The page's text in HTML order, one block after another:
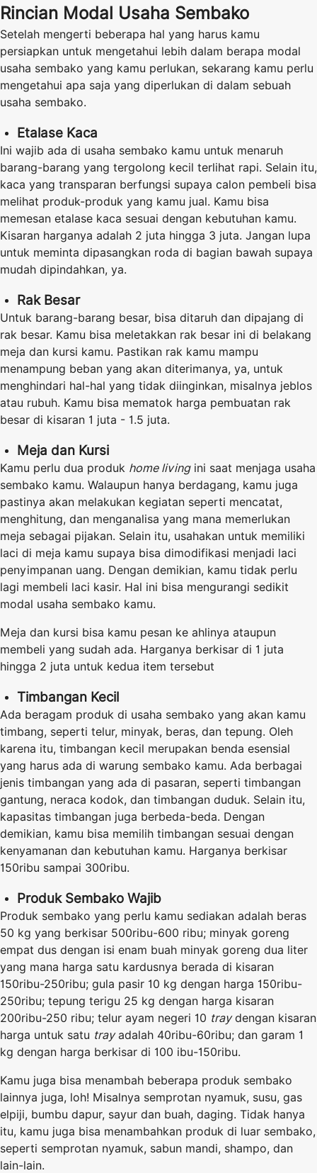
Rincian Modal Usaha Sembako
Setelah mengerti beberapa hal yang harus kamu
persiapkan untuk mengetahui lebih dalam berapa modal
usaha sembako yang kamu perlukan, sekarang kamu perlu
mengetahui apa saja yang diperlukan di dalam sebuah
usaha sembako.
Etalase Kaca
Ini wajib ada di usaha sembako kamu untuk menaruh
barang-barang yang tergolong kecil terlihat rapi. Selain itu,
kaca yang transparan berfungsi supaya calon pembeli bisa
melihat produk-produk yang kamu jual. Kamu bisa
memesan etalase kaca sesuai dengan kebutuhan kamu.
Kisaran harganya adalah 2 juta hingga 3 juta. Jangan lupa
untuk meminta dipasangkan roda di bagian bawah supaya
mudah dipindahkan, ya.
Rak Besar
Untuk barang-barang besar, bisa ditaruh dan dipajang di
rak besar. Kamu bisa meletakkan rak besar ini di belakang
meja dan kursi kamu. Pastikan rak kamu mampu
menampung beban yang akan diterimanya, ya, untuk
menghindari hal-hal yang tidak diinginkan, misalnya jeblos
atau rubuh. Kamu bisa mematok harga pembuatan rak
besar di kisaran 1 juta - 1.5 juta.
Meja dan Kursi
Kamu perlu dua produk home livingini saat menjaga usaha
sembako kamu. Walaupun hanya berdagang, kamu juga
pastinya akan melakukan kegiatan seperti mencatat,
menghitung, dan menganalisa yang mana memerlukan
meja sebagai pijakan. Selain itu, usahakan untuk memiliki
laci di meja kamu supaya bisa dimodifikasi menjadi laci
penyimpanan uang. Dengan demikian, kamu tidak perlu
lagi membeli laci kasir. Hal ini bisa mengurangi sedikit
modal usaha sembako kamu.
Meja dan kursi bisa kamu pesan ke ahlinya ataupun
membeli yang sudah ada. Harganya berkisar di 1 juta
hingga 2 juta untuk kedua item tersebut
Timbangan Kecil
Ada beragam produk di usaha sembako yang akan kamu
timbang, seperti telur, minyak, beras, dan tepung. Oleh
karena itu, timbangan kecil merupakan benda esensial
yang harus ada di warung sembako kamu. Ada berbagai
jenis timbangan yang ada di pasaran, seperti timbangan
gantung, neraca kodok, dan timbangan duduk. Selain itu,
kapasitas timbangan juga berbeda-beda. Dengan
demikian, kamu bisa memilih timbangan sesuai dengan
kenyamanan dan kebutuhan kamu. Harganya berkisar
150ribu sampai 300ribu.
Produk Sembako Wajib
Produk sembako yang perlu kamu sediakan adalah beras
50 kg yang berkisar 500ribu-600 ribu; minyak goreng
empat dus dengan isi enam buah minyak goreng dua liter
yang mana harga satu kardusnya berada di kisaran
150ribu-250ribu; gula pasir 10 kg dengan harga 150ribu-
250ribu; tepung terigu 25 kg dengan harga kisaran
200ribu-250 ribu; telur ayam negeri 10 traydengan kisaran
harga untuk satu trayadalah 40ribu-60ribu; dan garam 1
kg dengan harga berkisar di 100 ibu-150ribu.
Kamu juga bisa menambah beberapa produk sembako
lainnya juga, loh! Misalnya semprotan nyamuk, susu, gas
elpiji, bumbu dapur, sayur dan buah, daging. Tidak hanya
itu, kamu juga bisa menambahkan produk di luar sembako,
seperti semprotan nyamuk, sabun mandi, shampo, dan
lain-lain.